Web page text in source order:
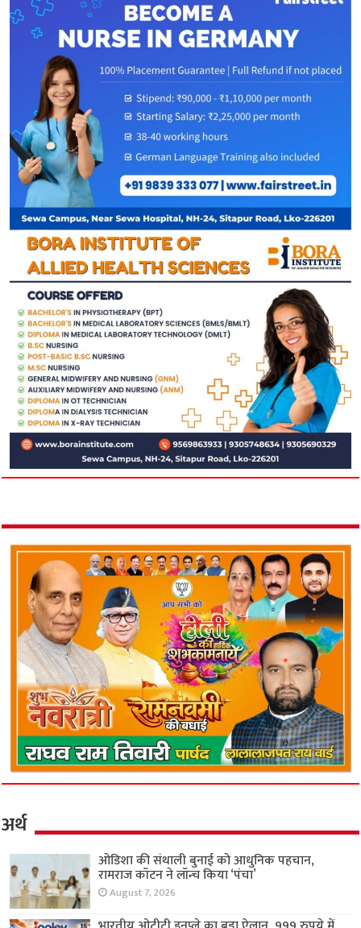
अर्थ
ओडिशा की संथाली बुनाई को आधुनिक पहचान,
रामराज कॉटन ने लॉन्च किया ‘पंचा’
August 7, 2026